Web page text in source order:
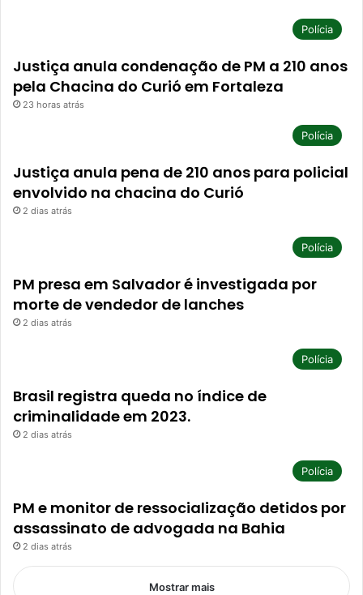
Polícia
Justiça anula condenação de PM a 210 anos
pela Chacina do Curió em Fortaleza
23 horas atrás
Polícia
Justiça anula pena de 210 anos para policial
envolvido na chacina do Curió
2 dias atrás
Polícia
PM presa em Salvador é investigada por
morte de vendedor de lanches
2 dias atrás
Polícia
Brasil registra queda no índice de
criminalidade em 2023.
2 dias atrás
Polícia
PM e monitor de ressocialização detidos por
assassinato de advogada na Bahia
2 dias atrás
Mostrar mais